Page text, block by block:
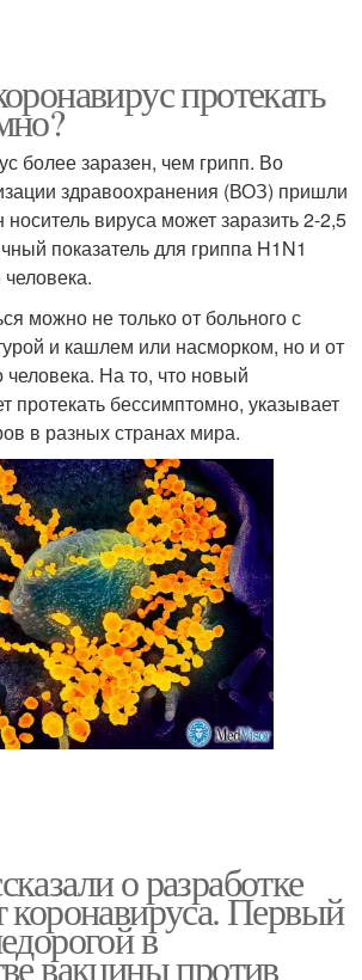
протекать
более заразен, чем грипп. Во
здравоохранения (ВОЗ) пришли
вируса может заразить 2-2,5
показатель для гриппа H1N1
можно не только от больного с
и кашлем или насморком, но и от
На то, что новый
протекать бессимптомно, указывает
в разных странах мира.
о разработке
Первый
в
вакцины против